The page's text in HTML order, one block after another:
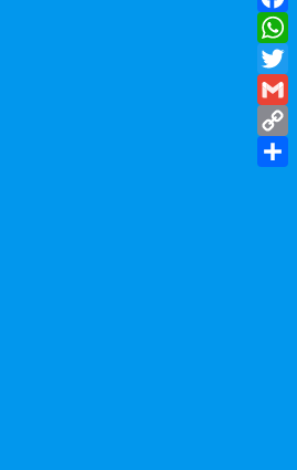
Facebook
WhatsApp
Twitter
Gmail
Copy